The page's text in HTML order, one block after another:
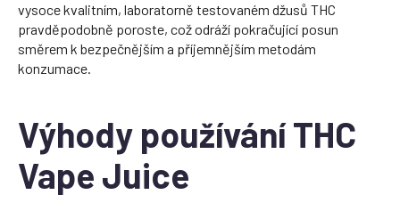
vysoce kvalitním, laboratorně testovaném džusů THC
pravděpodobně poroste, což odráží pokračující posun
směrem k bezpečnějším a příjemnějším metodám
konzumace.
Výhody používání THC
Vape Juice